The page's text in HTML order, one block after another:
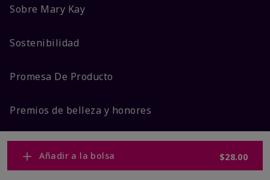
Añadir a la bolsa $28.00
Sobre Mary Kay
Sostenibilidad
Promesa De Producto
Premios de belleza y honores
MÁS DE MARY KAY